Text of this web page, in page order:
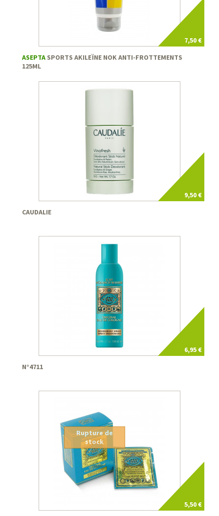
7,50 €
ASEPTA SPORTS AKILEÏNE NOK ANTI-FROTTEMENTS
125ML
9,50 €
CAUDALIE
6,95 €
N°4711
5,50 €
Rupture de
stock